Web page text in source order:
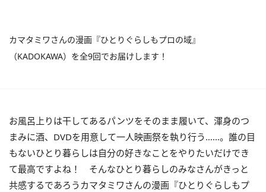
カマタミワさんの漫画『ひとりぐらしもプロの域』
（KADOKAWA）を全9回でお届けします！
お風呂上りは干してあるパンツをそのまま履いて、 渾身のつ
まみに酒、DVDを用意して一人映画祭を執り行う……。誰の目
もないひとり暮らしは自分の好きなことをやりたいだけでき
て最高ですよね！ そんなひとり暮らしのみなさんがきっと
共感するであろう カマタミワさんの漫画『ひとりぐらしもプ